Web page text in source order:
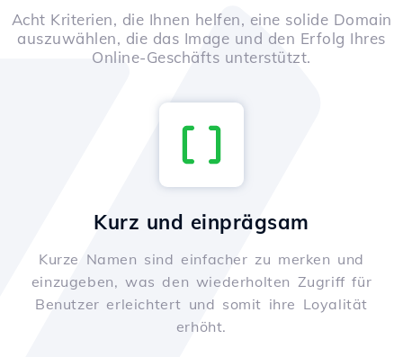
Acht Kriterien, die Ihnen helfen, eine solide Domain
auszuwählen, die das Image und den Erfolg Ihres
Online-Geschäfts unterstützt.
Kurz und einprägsam
Kurze Namen sind einfacher zu merken und
einzugeben, was den wiederholten Zugriff für
Benutzer erleichtert und somit ihre Loyalität
erhöht.